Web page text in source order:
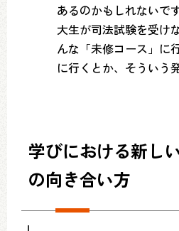
あるのかもしれないで
大生が司法試験を受け
んな「未修コース」に
に行くとか、そういう
学びにおける新し
の向き合い方